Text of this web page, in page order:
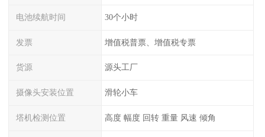
电池续航时间 30个小时
发票 增值税普票、增值税专票
货源 源头工厂
摄像头安装位置 滑轮小车
塔机检测位置 高度 幅度 回转 重量 风速 倾角